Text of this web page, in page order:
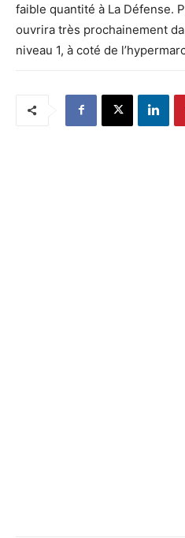
faible quantité à La Défense.
ouvrira très prochainement
niveau 1, à coté de